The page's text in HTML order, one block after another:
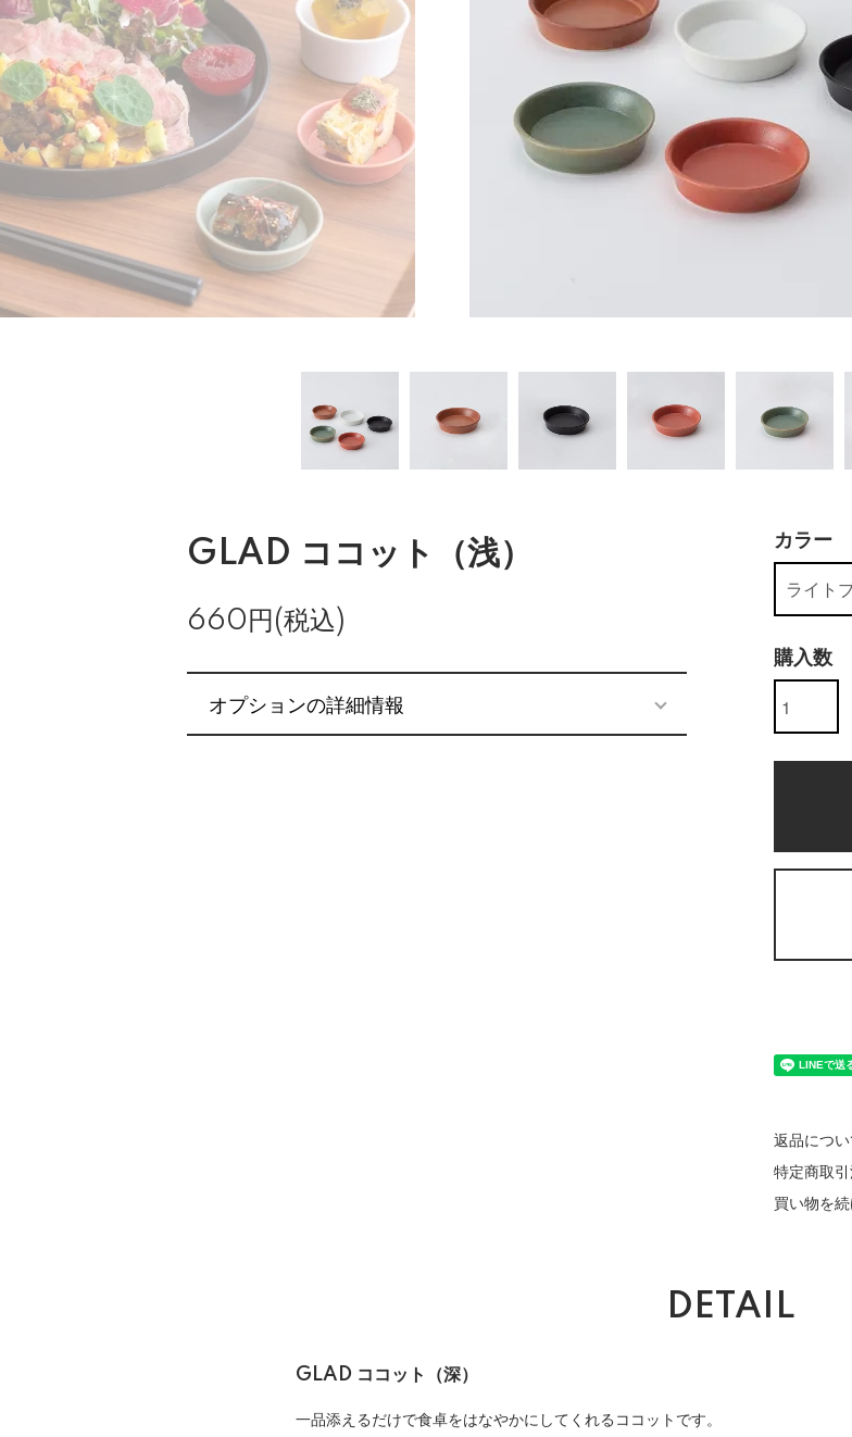
GLAD ココット（浅）
660円(税込)
オプションの詳細情報
カラー
購入数
返品につい
特定商取
買い物を続
DETAIL
GLAD ココット（深）
一品添えるだけで食卓をはなやかにしてくれるココットです。